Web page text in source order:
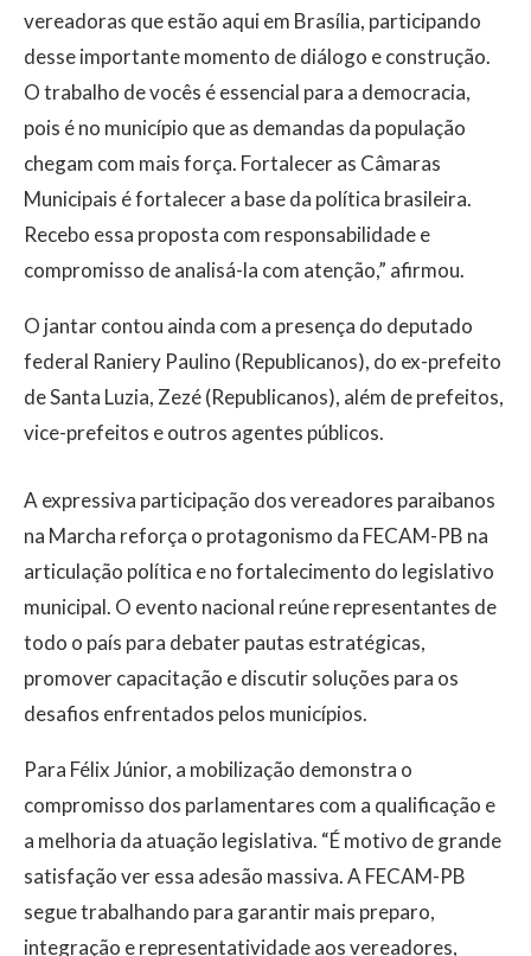
vereadoras que estão aqui em Brasília, participando
desse importante momento de diálogo e construção.
O trabalho de vocês é essencial para a democracia,
pois é no município que as demandas da população
chegam com mais força. Fortalecer as Câmaras
Municipais é fortalecer a base da política brasileira.
Recebo essa proposta com responsabilidade e
compromisso de analisá-la com atenção,” afirmou.
O jantar contou ainda com a presença do deputado
federal Raniery Paulino (Republicanos), do ex-prefeito
de Santa Luzia, Zezé (Republicanos), além de prefeitos,
vice-prefeitos e outros agentes públicos.
A expressiva participação dos vereadores paraibanos
na Marcha reforça o protagonismo da FECAM-PB na
articulação política e no fortalecimento do legislativo
municipal. O evento nacional reúne representantes de
todo o país para debater pautas estratégicas,
promover capacitação e discutir soluções para os
desafios enfrentados pelos municípios.
Para Félix Júnior, a mobilização demonstra o
compromisso dos parlamentares com a qualificação e
a melhoria da atuação legislativa. “É motivo de grande
satisfação ver essa adesão massiva. A FECAM-PB
segue trabalhando para garantir mais preparo,
integração e representatividade aos vereadores,